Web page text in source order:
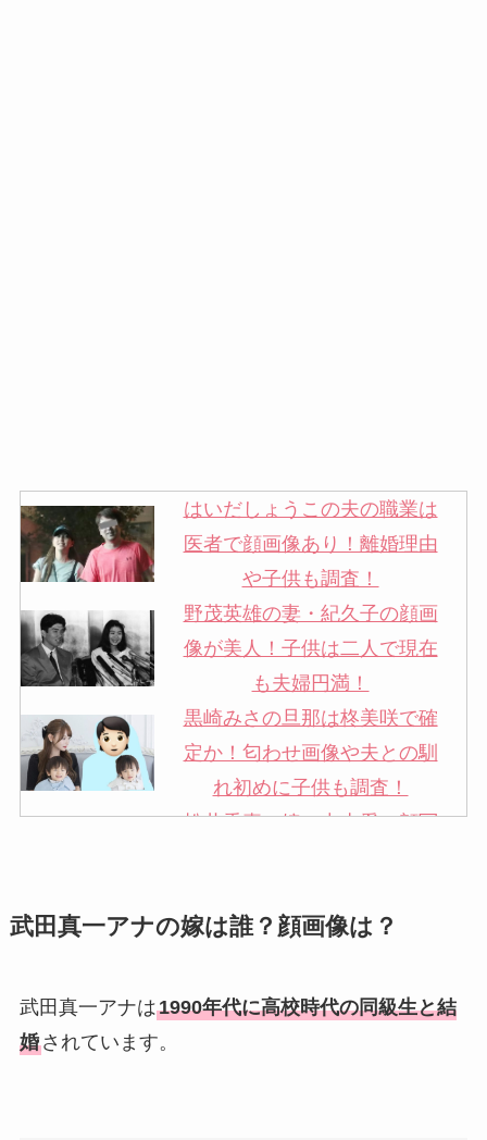
はいだしょうこの夫の職業は
医者で顔画像あり！離婚理由
や子供も調査！
野茂英雄の妻・紀久子の顔画
像が美人！子供は二人で現在
も夫婦円満！
黒崎みさの旦那は柊美咲で確
定か！匂わせ画像や夫との馴
れ初めに子供も調査！
松井秀喜の嫁・中山愛の顔写
申真衣の旦那・工藤けんの現
子供も調査！
武田真一アナの嫁は誰？顔画像は？
武田真一アナは1990年代に高校時代の同級生と結
婚されています。